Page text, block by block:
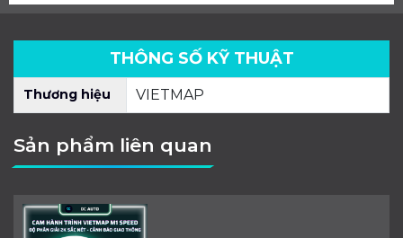
THÔNG SỐ KỸ THUẬT
Thương hiệu VIETMAP
Sản phẩm liên quan